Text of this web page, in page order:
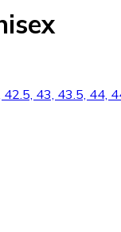
43, 43.5, 44,